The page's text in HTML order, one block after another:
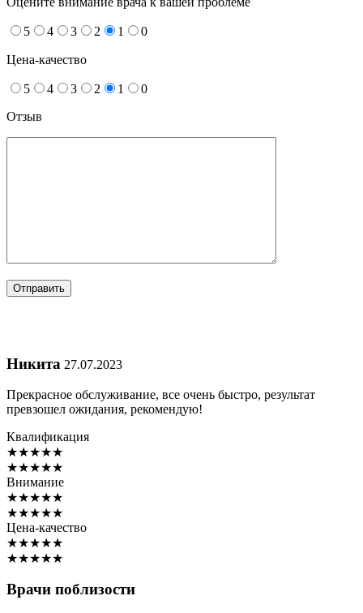
5 4 3 2 1 0
Цена-качество
5 4 3 2 1
0
Отзыв
Никита 27.07.2023
Прекрасное обслуживание, все очень быстро, результат
превзошел ожидания, рекомендую!
Квалификация
★★★★★
★★★★★
Внимание
★★★★★
★★★★★
Цена-качество
★★★★★
★★★★★
Врачи поблизости